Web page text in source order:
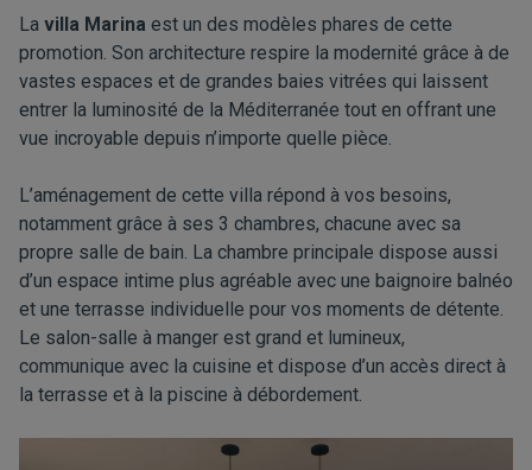
La villa Marina est un des modèles phares de cette
promotion. Son architecture respire la modernité grâce à de
vastes espaces et de grandes baies vitrées qui laissent
entrer la luminosité de la Méditerranée tout en offrant une
vue incroyable depuis n’importe quelle pièce.
L’aménagement de cette villa répond à vos besoins,
notamment grâce à ses 3 chambres, chacune avec sa
propre salle de bain. La chambre principale dispose aussi
d’un espace intime plus agréable avec une baignoire balnéo
et une terrasse individuelle pour vos moments de détente.
Le salon-salle à manger est grand et lumineux,
communique avec la cuisine et dispose d’un accès direct à
la terrasse et à la piscine à débordement.